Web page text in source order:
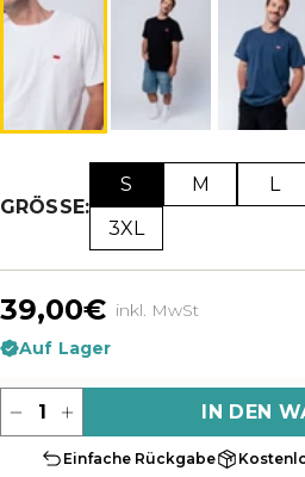
GRÖSSE:
S M L
3XL
39,00€ inkl. MwSt
Auf Lager
IN DEN
Einfache Rückgabe